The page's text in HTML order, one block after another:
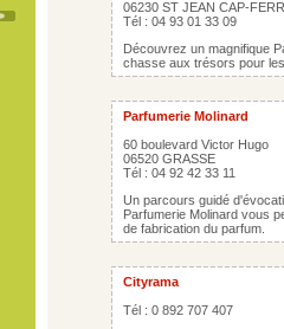
06230 ST JEAN CAP-
Tél : 04 93 01 33 09
Découvrez un magnifique
chasse aux trésors pour
Parfumerie Molinard
60 boulevard Victor Hugo
06520 GRASSE
Tél : 04 92 42 33 11
Un parcours guidé
Parfumerie Molinard vous
de fabrication du parfum.
Cityrama
Tél : 0 892 707 407